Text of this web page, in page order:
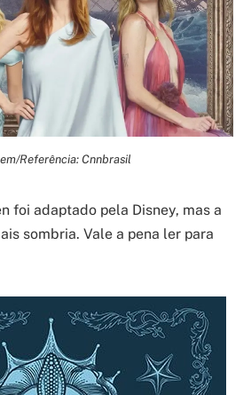
Referência: Cnnbrasil
foi adaptado pela Disney, mas a
sombria. Vale a pena ler para